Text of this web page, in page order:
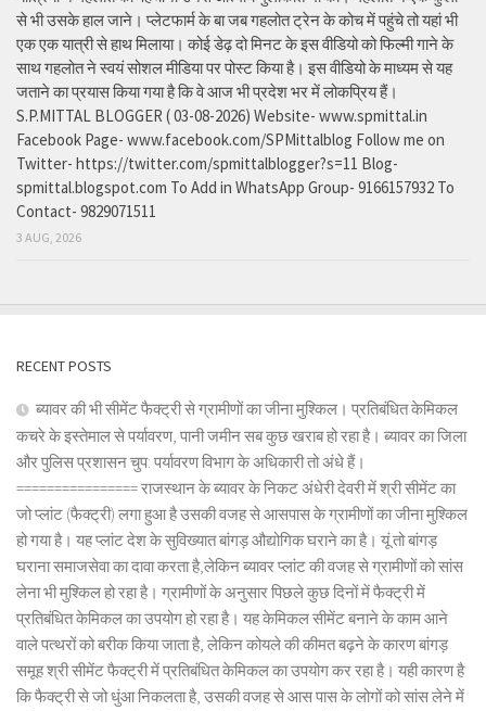
से भी उसके हाल जाने। प्लेटफार्म के बा जब गहलोत ट्रेन के कोच में पहुंचे तो यहां भी
एक एक यात्री से हाथ मिलाया। कोई डेढ़ दो मिनट के इस वीडियो को फिल्मी गाने के
साथ गहलोत ने स्वयं सोशल मीडिया पर पोस्ट किया है। इस वीडियो के माध्यम से यह
जताने का प्रयास किया गया है कि वे आज भी प्रदेश भर में लोकप्रिय हैं।
S.P.MITTAL BLOGGER ( 03-08-2026) Website- www.spmittal.in
Facebook Page- www.facebook.com/SPMittalblog Follow me on
Twitter- https://twitter.com/spmittalblogger?s=11 Blog-
spmittal.blogspot.com To Add in WhatsApp Group- 9166157932 To
Contact- 9829071511
3 AUG, 2026
RECENT POSTS
ब्यावर की भी सीमेंट फैक्ट्री से ग्रामीणों का जीना मुश्किल। प्रतिबंधित केमिकल
कचरे के इस्तेमाल से पर्यावरण, पानी जमीन सब कुछ खराब हो रहा है। ब्यावर का जिला
और पुलिस प्रशासन चुप: पर्यावरण विभाग के अधिकारी तो अंधे हैं।
================ राजस्थान के ब्यावर के निकट अंधेरी देवरी में श्री सीमेंट का
जो प्लांट (फैक्ट्री) लगा हुआ है उसकी वजह से आसपास के ग्रामीणों का जीना मुश्किल
हो गया है। यह प्लांट देश के सुविख्यात बांगड़ औद्योगिक घराने का है। यूं तो बांगड़
घराना समाजसेवा का दावा करता है,लेकिन ब्यावर प्लांट की वजह से ग्रामीणों को सांस
लेना भी मुश्किल हो रहा है। ग्रामीणों के अनुसार पिछले कुछ दिनों में फैक्ट्री में
प्रतिबंधित केमिकल का उपयोग हो रहा है। यह केमिकल सीमेंट बनाने के काम आने
वाले पत्थरों को बरीक किया जाता है, लेकिन कोयले की कीमत बढ़ने के कारण बांगड़
समूह श्री सीमेंट फैक्ट्री में प्रतिबंधित केमिकल का उपयोग कर रहा है। यही कारण है
कि फैक्ट्री से जो धुंआ निकलता है, उसकी वजह से आस पास के लोगों को सांस लेने में